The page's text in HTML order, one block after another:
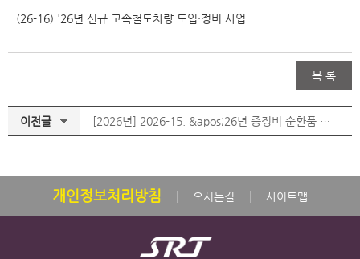
(26-16) '26년 신규 고속철도차량 도입·정비 사업
목 록
이전글 [2026년] 2026-15. &apos;26년 중정비 순환품 구매
개인정보처리방침 오시는길 사이트맵